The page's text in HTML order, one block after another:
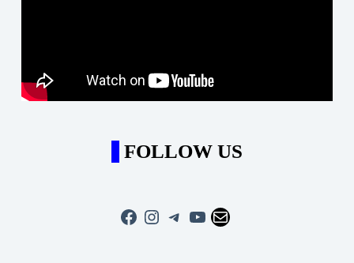
FOLLOW US
Facebook
Instagram
Telegram
YouTube
Mail